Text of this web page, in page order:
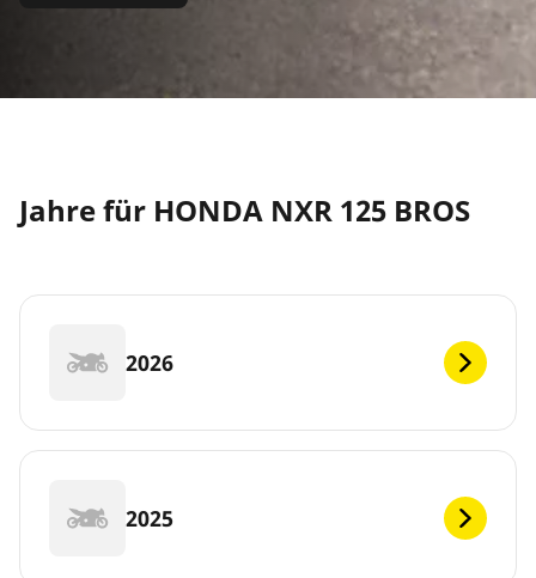
Jahre für HONDA NXR 125 BROS
2026
2025